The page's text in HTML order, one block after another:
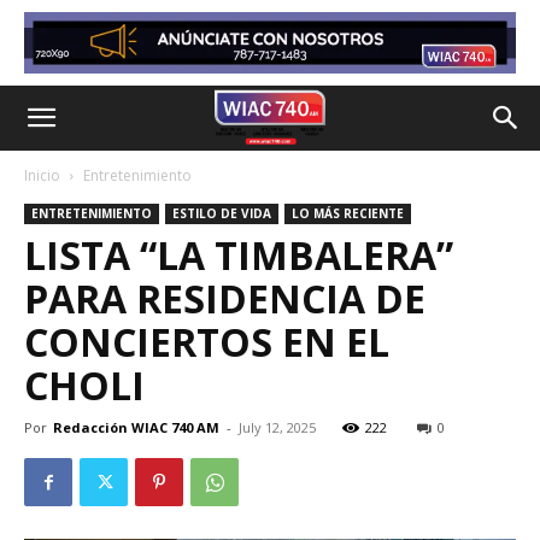
Inicio Entretenimiento
ENTRETENIMIENTO ESTILO DE VIDA LO MÁS RECIENTE
LISTA “LA TIMBALERA”
PARA RESIDENCIA DE
CONCIERTOS EN EL
CHOLI
Por Redacción WIAC 740 AM - July 12, 2025 222 0